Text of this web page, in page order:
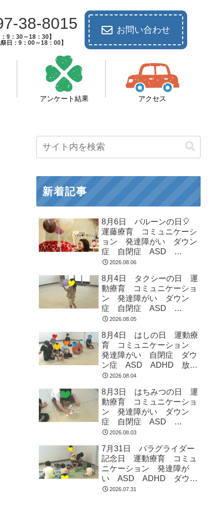
38-8015
9：30～18：30】
日：9：00～18：00】
お問い合わせ
アンケート結果 アクセス
新着記事
8月6日 バルーンの日🎈
運藤療育 コミュニケーシ
ョン 発達障がい ダウン
症 自閉症 ASD
ADHD 児童発達支援 放
市 つくばみらい市 坂東
市 守谷市
2026.08.06
8月4日 タクシーの日 運
動療育 コミュニケーショ
ン 発達障がい ダウン
症 自閉症 ASD
ADHD 児童発達支援 放
市 つくばみらい市 坂東
市 守谷市
2026.08.05
8月4日 はしの日 運動療
育 コミュニケーション
発達障がい 自閉症 ダウ
ン症 ASD ADHD 放課
後等デイサービス 児童発
らい市 坂東市 守谷市
2026.08.04
8月3日 はちみつの日 運
動療育 コミュニケーショ
ン 発達障がい ダウン
症 自閉症 ASD
ADHD 児童発達支援 放
市 つくばみらい市 坂東
市 守谷市
2026.08.03
7月31日 パラグライダー
記念日 運動療育 コミュ
ニケーション 発達障が
い ASD ADHD ダウン
症 児童発達支援 放課後
2026.07.31